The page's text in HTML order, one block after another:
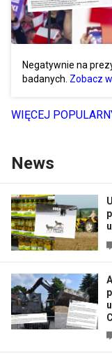
Negatywnie na
badanych. Zobacz
WIĘCEJ
News